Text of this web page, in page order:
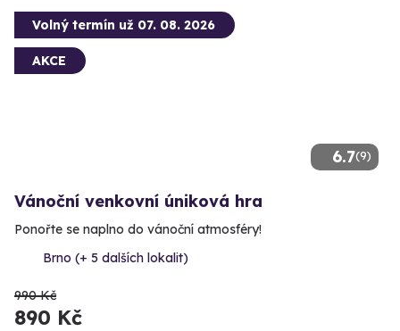
6.7(9)
Volný termín už 07. 08. 2026
AKCE
Vánoční venkovní úniková hra
Ponořte se naplno do vánoční atmosféry!
Brno (+ 5 dalších lokalit)
990 Kč
890 Kč